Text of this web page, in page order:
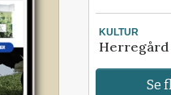
KULTUR
Herregård
Se